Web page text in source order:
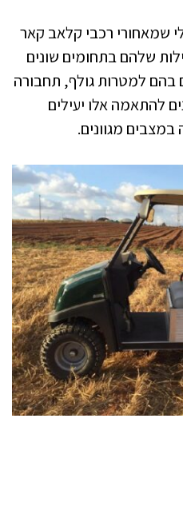
שמאחורי רכבי קלאב קאר
שלהם בתחומים שונים
למטרות גולף, תחבורה
להתאמה אלו יעילים
במצבים מגוונים.